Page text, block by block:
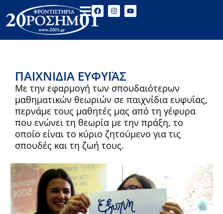
ΠΑΙΧΝΊΔΙΑ ΕΥΦΥΪ́ΑΣ
Με την εφαρμογή των σπουδαιότερων
μαθηματικών θεωριών σε παιχνίδια ευφυΐας,
περνάμε τους μαθητές μας από τη γέφυρα
που ενώνει τη θεωρία με την πράξη, το
οποίο είναι το κύριο ζητούμενο για τις
σπουδές και τη ζωή τους.